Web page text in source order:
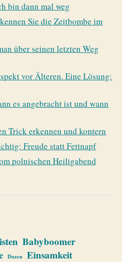
bin dann mal weg
Sie die Zeitbombe im
über seinen letzten Weg
vor Älteren. Eine Lösung:
es angebracht ist und wann
Trick erkennen und kontern
Freude statt Fettnapf
polnischen Heiligabend
Babyboomer
Duzen Einsamkeit